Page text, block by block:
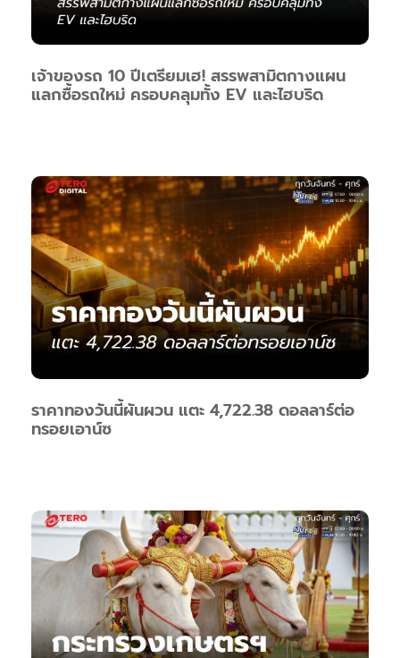
เจ้าของรถ 10 ปีเตรียมเฮ! สรรพสามิตกางแผน
แลกซื้อรถใหม่ ครอบคลุมทั้ง EV และไฮบริด
ราคาทองวันนี้ผันผวน แตะ 4,722.38 ดอลลาร์ต่อ
ทรอยเอาน์ซ